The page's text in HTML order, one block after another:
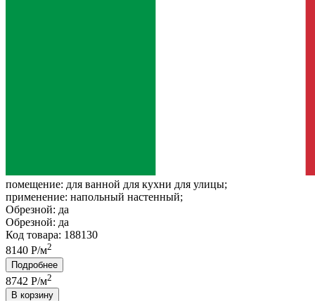
помещение: для ванной для кухни для улицы;
применение: напольный настенный;
Обрезной: да
Обрезной: да
Код товара: 188130
8140 Р/м2
Подробнее
8742 Р/м2
В корзину